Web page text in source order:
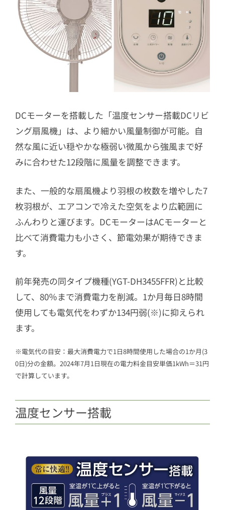
DCモーターを搭載した「温度センサー搭載DCリビ
ング扇風機」は、より細かい風量制御が可能。自
然な風に近い穏やかな極弱い微風から強風まで好
みに合わせた12段階に風量を調整できます。
また、一般的な扇風機より羽根の枚数を増やした7
枚羽根が、エアコンで冷えた空気をより広範囲に
ふんわりと運びます。DCモーターはACモーターと
比べて消費電力も小さく、節電効果が期待できま
す。
前年発売の同タイプ機種(YGT-DH3455FFR)と比較
して、80％まで消費電力を削減。1か月毎日8時間
使用しても電気代をわずか134円弱(※)に抑えられ
ます。
※電気代の目安：最大消費電力で1日8時間使用した場合の1か月(3
0日)分の金額。2024年7月1日現在の電力料金目安単価1kWh＝31円
で計算しています。
温度センサー搭載